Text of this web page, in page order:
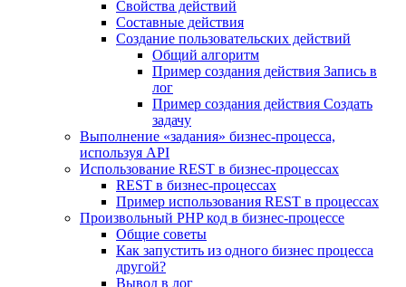
Свойства действий
Составные действия
Создание пользовательских действий
Общий алгоритм
Пример создания действия Запись в
лог
Пример создания действия Создать
задачу
Выполнение «задания» бизнес-процесса,
используя API
Использование REST в бизнес-процессах
REST в бизнес-процессах
Пример использования REST в процессах
Произвольный PHP код в бизнес-процессе
Общие советы
Как запустить из одного бизнес процесса
другой?
Вывод в лог